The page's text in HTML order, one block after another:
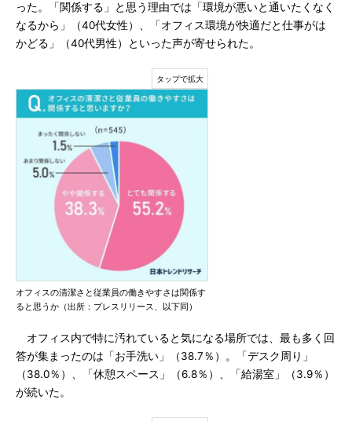
った。「関係する」と思う理由では「環境が悪いと通いたくなく
なるから」（40代女性）、「オフィス環境が快適だと仕事がは
かどる」（40代男性）といった声が寄せられた。
オフィスの清潔さと従業員の働きやすさは関係す
ると思うか（出所：プレスリリース、以下同）
オフィス内で特に汚れていると気になる場所では、最も多く回
答が集まったのは「お手洗い」（38.7％）。「デスク周り」
（38.0％）、「休憩スペース」（6.8％）、「給湯室」（3.9％）
が続いた。